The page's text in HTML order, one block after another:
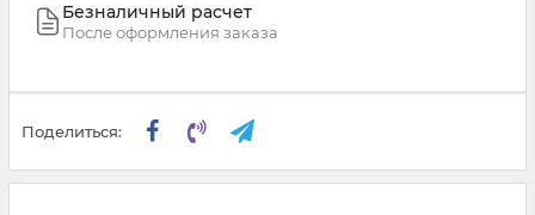
Безналичный расчет
После оформления заказа
Поделиться: